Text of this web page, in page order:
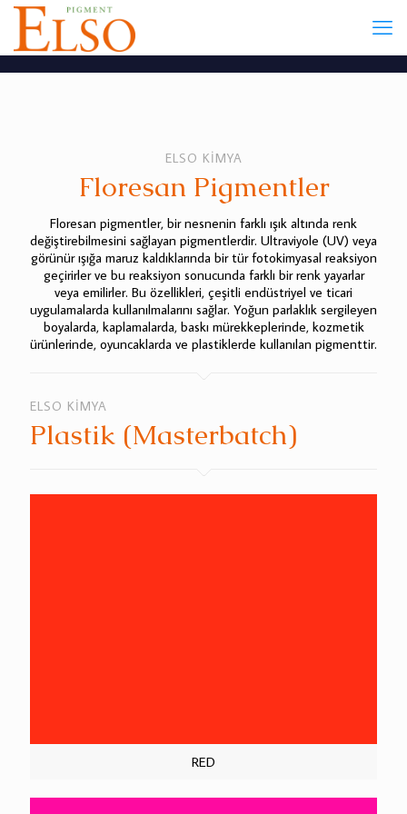
ELSO KİMYA
Floresan Pigmentler
Floresan pigmentler, bir nesnenin farklı ışık altında renk
değiştirebilmesini sağlayan pigmentlerdir. Ultraviyole (UV) veya
görünür ışığa maruz kaldıklarında bir tür fotokimyasal reaksiyon
geçirirler ve bu reaksiyon sonucunda farklı bir renk yayarlar
veya emilirler. Bu özellikleri, çeşitli endüstriyel ve ticari
uygulamalarda kullanılmalarını sağlar. Yoğun parlaklık sergileyen
boyalarda, kaplamalarda, baskı mürekkeplerinde, kozmetik
ürünlerinde, oyuncaklarda ve plastiklerde kullanılan pigmenttir.
ELSO KİMYA
Plastik (Masterbatch)
RED